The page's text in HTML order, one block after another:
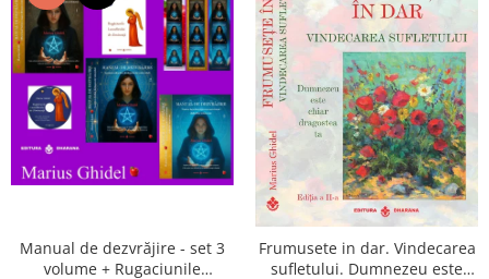
Manual de dezvrăjire - set 3
volume + Rugaciunile
Frumusete in dar. Vindecarea
sufletului. Dumnezeu este